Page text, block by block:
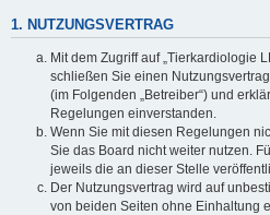
1. NUTZUNGSVERTRAG
Mit dem Zugriff auf „Tierkardiologie
schließen Sie einen
(im Folgenden „Betreiber“) und
Regelungen einverstanden.
Wenn Sie mit diesen Regelungen
Sie das Board nicht weiter nutzen.
jeweils die an dieser Stelle
Der Nutzungsvertrag wird auf
von beiden Seiten ohne Einhaltung